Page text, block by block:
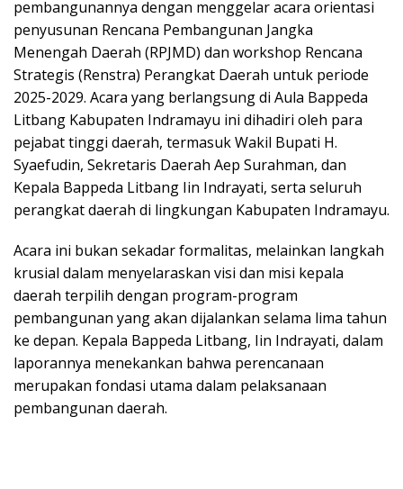
pembangunannya dengan menggelar acara orientasi
penyusunan Rencana Pembangunan Jangka
Menengah Daerah (RPJMD) dan workshop Rencana
Strategis (Renstra) Perangkat Daerah untuk periode
2025-2029. Acara yang berlangsung di Aula Bappeda
Litbang Kabupaten Indramayu ini dihadiri oleh para
pejabat tinggi daerah, termasuk Wakil Bupati H.
Syaefudin, Sekretaris Daerah Aep Surahman, dan
Kepala Bappeda Litbang Iin Indrayati, serta seluruh
perangkat daerah di lingkungan Kabupaten Indramayu.
Acara ini bukan sekadar formalitas, melainkan langkah
krusial dalam menyelaraskan visi dan misi kepala
daerah terpilih dengan program-program
pembangunan yang akan dijalankan selama lima tahun
ke depan. Kepala Bappeda Litbang, Iin Indrayati, dalam
laporannya menekankan bahwa perencanaan
merupakan fondasi utama dalam pelaksanaan
pembangunan daerah.